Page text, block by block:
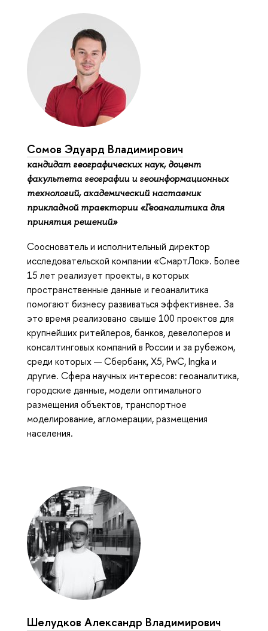
Сомов Эдуард Владимирович
кандидат географических наук, доцент
факультета географии и геоинформационных
технологий, академический наставник
прикладной траектории «Геоаналитика для
принятия решений»
Сооснователь и исполнительный директор
исследовательской компании «СмартЛок». Более
15 лет реализует проекты, в которых
пространственные данные и геоаналитика
помогают бизнесу развиваться эффективнее. За
это время реализовано свыше 100 проектов для
крупнейших ритейлеров, банков, девелоперов и
консалтинговых компаний в России и за рубежом,
среди которых — Сбербанк, X5, PwC, Ingka и
другие. Сфера научных интересов: геоаналитика,
городские данные, модели оптимального
размещения объектов, транспортное
моделирование, агломерации, размещения
населения.
Шелудков Александр Владимирович